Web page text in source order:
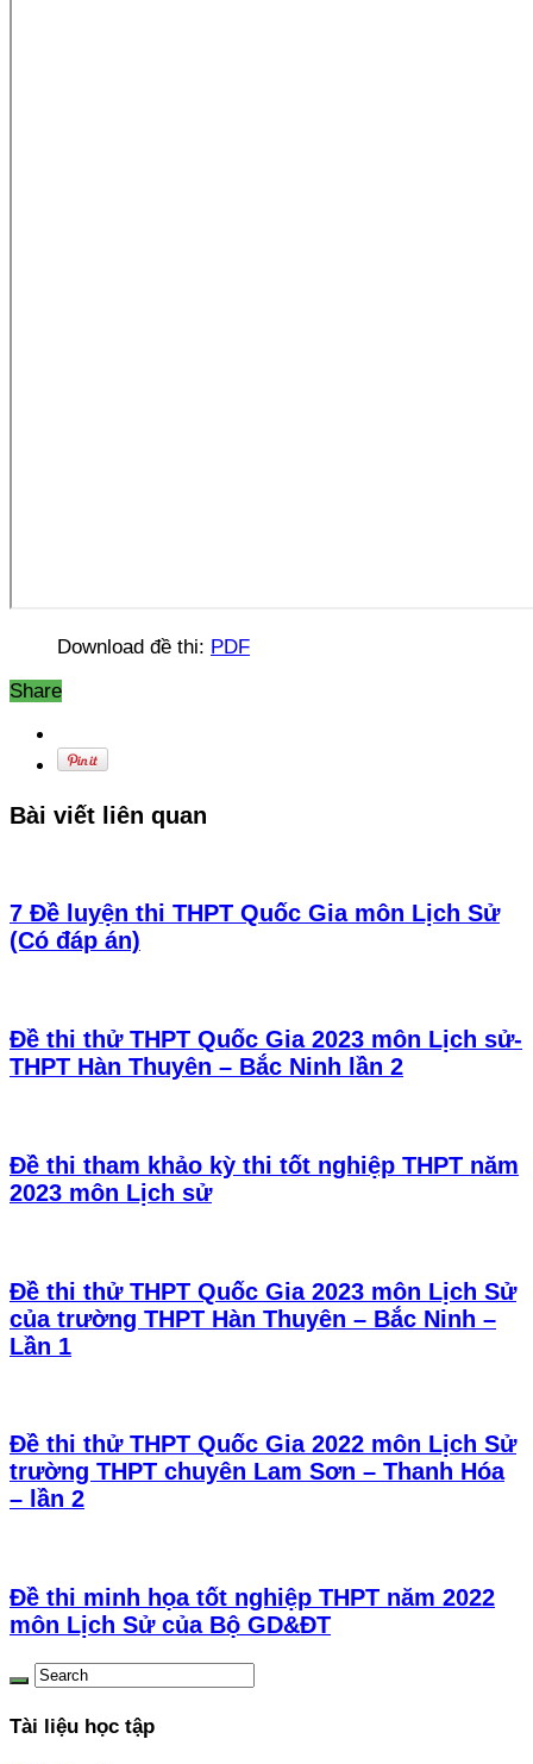
Download đề thi: PDF
Share
Bài viết liên quan
7 Đề luyện thi THPT Quốc Gia môn Lịch Sử
(Có đáp án)
Đề thi thử THPT Quốc Gia 2023 môn Lịch sử-
THPT Hàn Thuyên – Bắc Ninh lần 2
Đề thi tham khảo kỳ thi tốt nghiệp THPT năm
2023 môn Lịch sử
Đề thi thử THPT Quốc Gia 2023 môn Lịch Sử
của trường THPT Hàn Thuyên – Bắc Ninh –
Lần 1
Đề thi thử THPT Quốc Gia 2022 môn Lịch Sử
trường THPT chuyên Lam Sơn – Thanh Hóa
– lần 2
Đề thi minh họa tốt nghiệp THPT năm 2022
môn Lịch Sử của Bộ GD&ĐT
Tài liệu học tập